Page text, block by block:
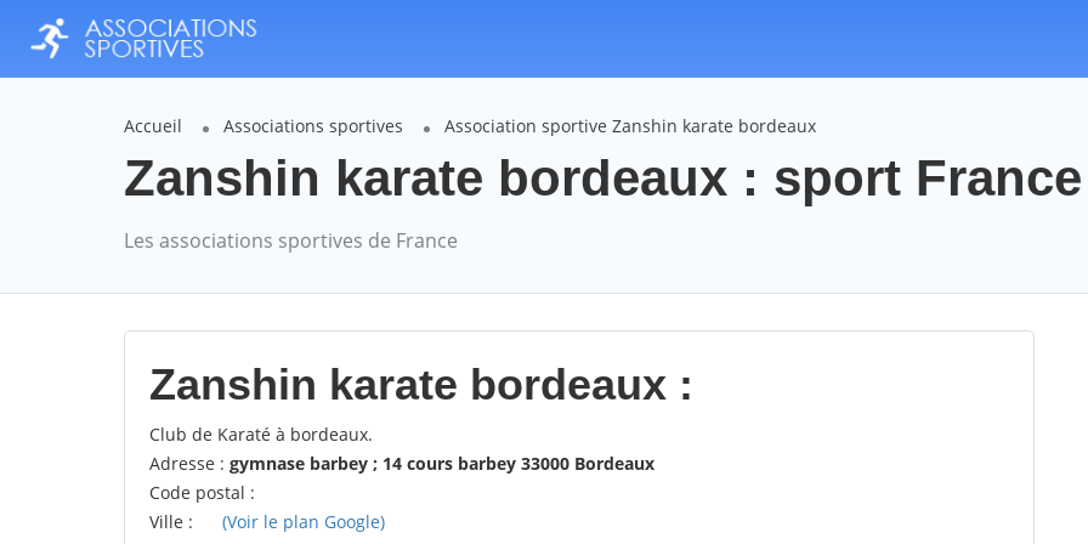
Accueil Associations sportives Association sportive Zanshin karate bordeaux
Zanshin karate bordeaux : sport France
Les associations sportives de France
Zanshin karate bordeaux :
Club de Karaté à bordeaux.
Adresse : gymnase barbey ; 14 cours barbey 33000 Bordeaux
Code postal :
Ville :
(Voir le plan Google)